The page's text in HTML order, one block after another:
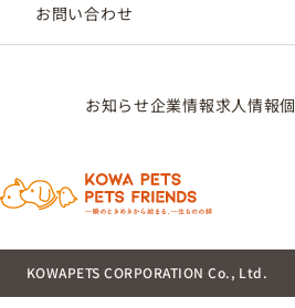
お問い合わせ
お知らせ企業情報求人情報
KOWAPETS CORPORATION Co., Ltd.